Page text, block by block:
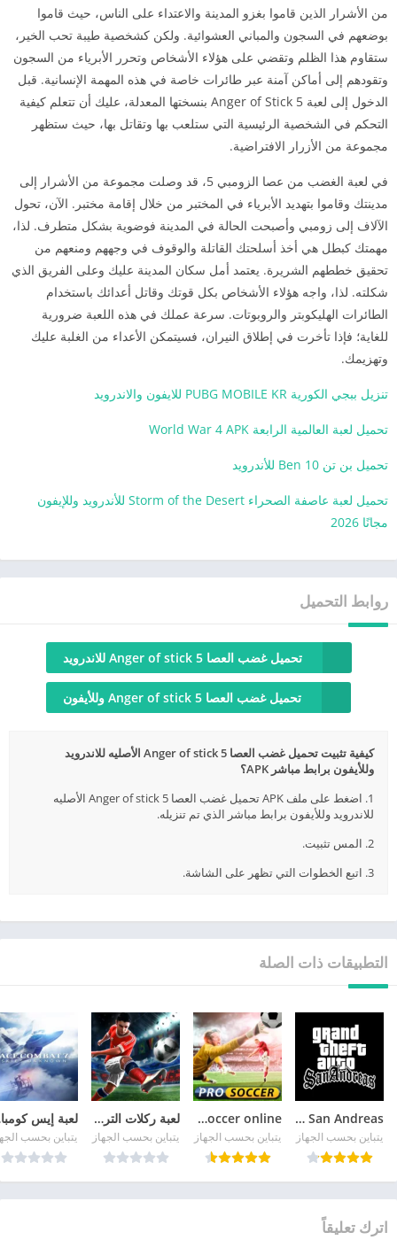
من الأشرار الذين قاموا بغزو المدينة والاعتداء على الناس، حيث قاموا
بوضعهم في السجون والمباني العشوائية. ولكن كشخصية طيبة تحب الخير،
ستقاوم هذا الظلم وتقضي على هؤلاء الأشخاص وتحرر الأبرياء من السجون
وتقودهم إلى أماكن آمنة عبر طائرات خاصة في هذه المهمة الإنسانية. قبل
الدخول إلى لعبة Anger of Stick 5 بنسختها المعدلة، عليك أن تتعلم كيفية
التحكم في الشخصية الرئيسية التي ستلعب بها وتقاتل بها، حيث ستظهر
مجموعة من الأزرار الافتراضية.
في لعبة الغضب من عصا الزومبي 5، قد وصلت مجموعة من الأشرار إلى
مدينتك وقاموا بتهديد الأبرياء في المختبر من خلال إقامة مختبر. الآن، تحول
الآلاف إلى زومبي وأصبحت الحالة في المدينة فوضوية بشكل متطرف. لذا،
مهمتك كبطل هي أخذ أسلحتك القاتلة والوقوف في وجههم ومنعهم من
تحقيق خططهم الشريرة. يعتمد أمل سكان المدينة عليك وعلى الفريق الذي
شكلته. لذا، واجه هؤلاء الأشخاص بكل قوتك وقاتل أعدائك باستخدام
الطائرات الهليكوبتر والروبوتات. سرعة عملك في هذه اللعبة ضرورية
للغاية؛ فإذا تأخرت في إطلاق النيران، فسيتمكن الأعداء من الغلبة عليك
وتهزيمك.
تنزيل ببجي الكورية PUBG MOBILE KR للايفون والاندرويد
تحميل لعبة العالمية الرابعة World War 4 APK
تحميل بن تن Ben 10 للأندرويد
تحميل لعبة عاصفة الصحراء Storm of the Desert للأندرويد وللإيفون
مجانًا 2026
روابط التحميل
تحميل غضب العصا Anger of stick 5 للاندرويد
تحميل غضب العصا Anger of stick 5 وللأيفون
كيفية تثبيت تحميل غضب العصا Anger of stick 5 الأصليه للاندرويد
وللأيفون برابط مباشر APK؟
1. اضغط على ملف APK تحميل غضب العصا Anger of stick 5 الأصليه
للاندرويد وللأيفون برابط مباشر الذي تم تنزيله.
2. المس تثبيت.
3. اتبع الخطوات التي تظهر على الشاشة.
التطبيقات ذات الصلة
GTA San Andreas
يتباين بحسب الجهاز
pro soccer online مهكرة
يتباين بحسب الجهاز
لعبة ركلات الترجيح
يتباين بحسب الجهاز يتباين بحسب
اترك تعليقاً